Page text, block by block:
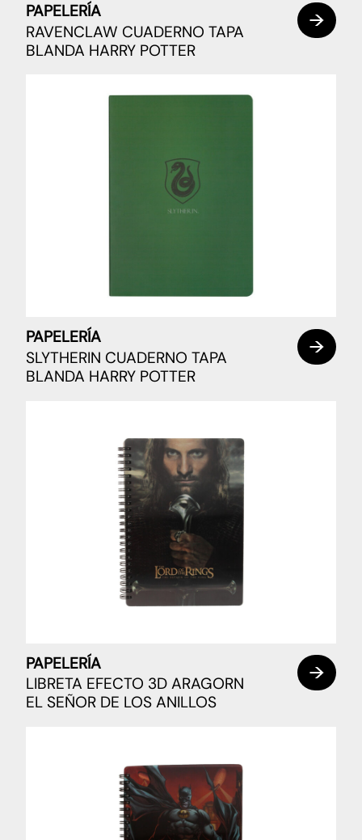
PAPELERÍA
RAVENCLAW CUADERNO TAPA
BLANDA HARRY POTTER
PAPELERÍA
SLYTHERIN CUADERNO TAPA
BLANDA HARRY POTTER
PAPELERÍA
LIBRETA EFECTO 3D ARAGORN
EL SEÑOR DE LOS ANILLOS